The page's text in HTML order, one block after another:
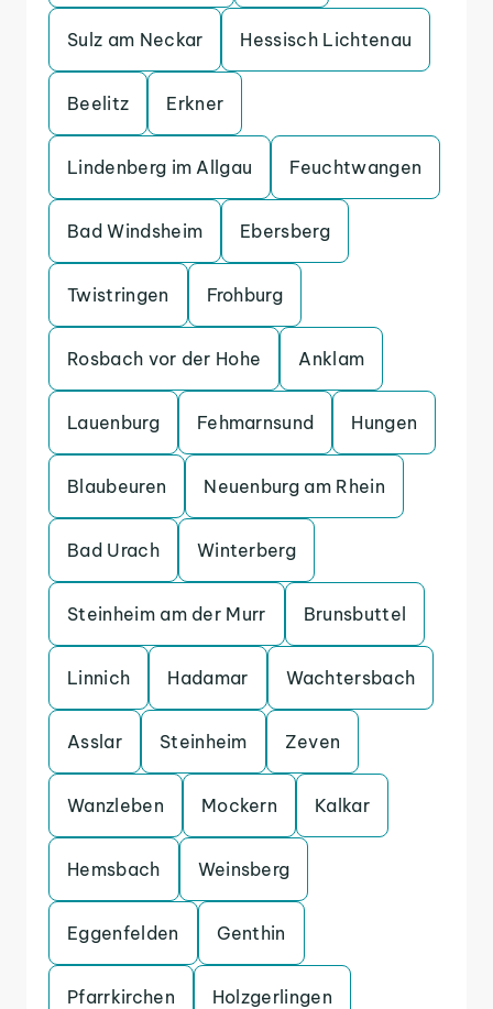
Sulz am Neckar Hessisch Lichtenau
Beelitz Erkner
Lindenberg im Allgau Feuchtwangen
Bad Windsheim Ebersberg
Twistringen Frohburg
Rosbach vor der Hohe Anklam
Lauenburg Fehmarnsund Hungen
Blaubeuren Neuenburg am Rhein
Bad Urach Winterberg
Steinheim am der Murr Brunsbuttel
Linnich Hadamar Wachtersbach
Asslar Steinheim Zeven
Wanzleben Mockern Kalkar
Hemsbach Weinsberg
Eggenfelden Genthin
Pfarrkirchen Holzgerlingen